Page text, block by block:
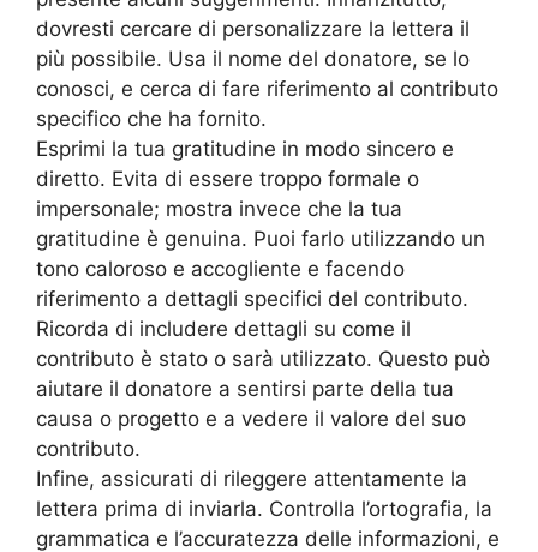
dovresti cercare di personalizzare la lettera il
più possibile. Usa il nome del donatore, se lo
conosci, e cerca di fare riferimento al contributo
specifico che ha fornito.
Esprimi la tua gratitudine in modo sincero e
diretto. Evita di essere troppo formale o
impersonale; mostra invece che la tua
gratitudine è genuina. Puoi farlo utilizzando un
tono caloroso e accogliente e facendo
riferimento a dettagli specifici del contributo.
Ricorda di includere dettagli su come il
contributo è stato o sarà utilizzato. Questo può
aiutare il donatore a sentirsi parte della tua
causa o progetto e a vedere il valore del suo
contributo.
Infine, assicurati di rileggere attentamente la
lettera prima di inviarla. Controlla l’ortografia, la
grammatica e l’accuratezza delle informazioni, e